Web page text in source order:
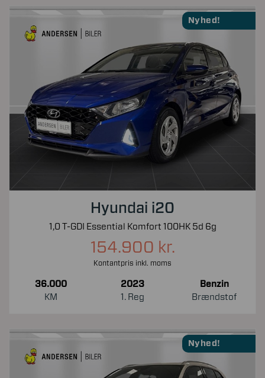
Nyhed!
Hyundai i20
1,0 T-GDI Essential Komfort 100HK 5d 6g
154.900 kr.
Kontantpris inkl. moms
36.000
KM
2023
1. Reg
Benzin
Brændstof
Nyhed!